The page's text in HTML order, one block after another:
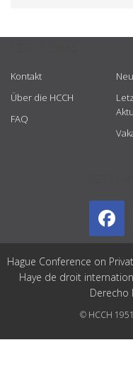
Kontakt
Über die HCCH
FAQ
Hague Conference on
Haye de droit
Derecho
© HCCH